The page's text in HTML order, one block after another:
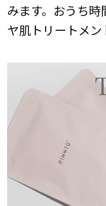
みます。おうち
ヤ肌トリートメン